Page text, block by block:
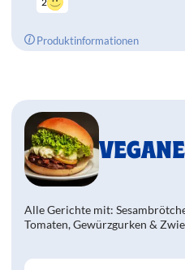
Produktinformationen
Alle Gerichte mit:
Tomaten, Gewürzgurken &